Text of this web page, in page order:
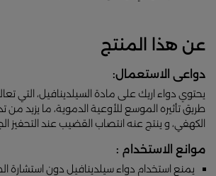
عن هذا المنتج
دواعى الاستعمال:
يحتوي دواء اريك على مادة السيلدينافيل، التي
طريق تأثيره الموسع للأوعية الدموية، ما يزيد
الكهفي، و ينتج عنه انتصاب القضيب عند التحفيز
موانع الاستخدام :
يمنع استخدام دواء سيلدينافيل دون